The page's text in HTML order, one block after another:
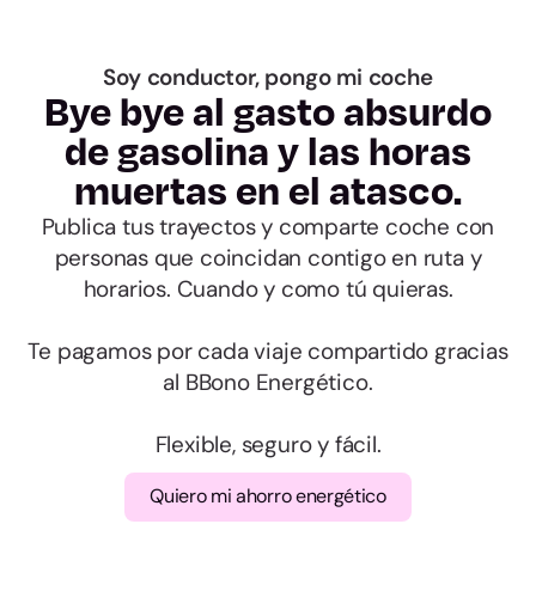
Ávila
Burgos
León
Palencia
Salamanca
Segovia
Soria
Soy conductor, pongo mi coche
Bye bye al gasto absurdo
de gasolina y las horas
muertas en el atasco.
Publica tus trayectos y comparte coche con
personas que coincidan contigo en ruta y
horarios. Cuando y como tú quieras.
Te pagamos por cada viaje compartido gracias
al BBono Energético.
Flexible, seguro y fácil.
Quiero mi ahorro energético